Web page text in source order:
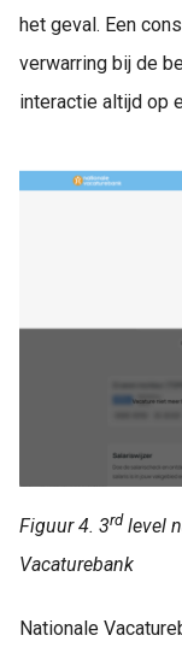
het geval. Een
verwarring bij de
interactie altijd op
Figuur 4. 3rd level
Vacaturebank
Nationale